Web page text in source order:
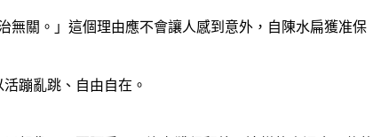
無關。」這個理由應不會讓人感到意外，自陳水扁獲准保
蹦亂跳、自由自在。